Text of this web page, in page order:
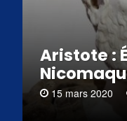
Aristote :
15 mars 2020